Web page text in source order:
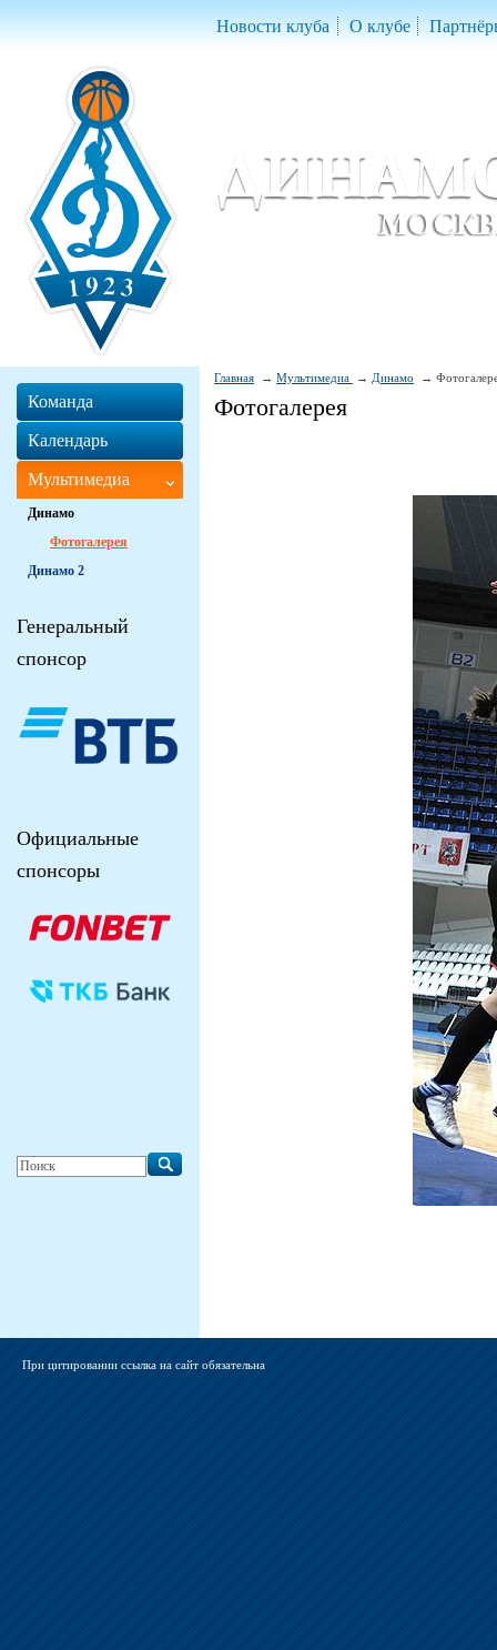
Новости клуба О клубе
Главная Мультимедиа Динамо
Фотогалерея
Команда
Календарь
Мультимедиа
Динамо
Фотогалерея
Динамо 2
Генеральный
спонсор
Официальные
спонсоры
При цитировании ссылка на сайт обязательна